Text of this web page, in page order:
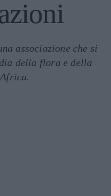
associazione che si
della flora e della